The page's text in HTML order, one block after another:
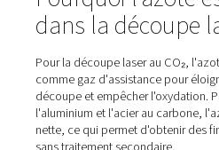
Accueil
Blog
Comment La Production
Orion